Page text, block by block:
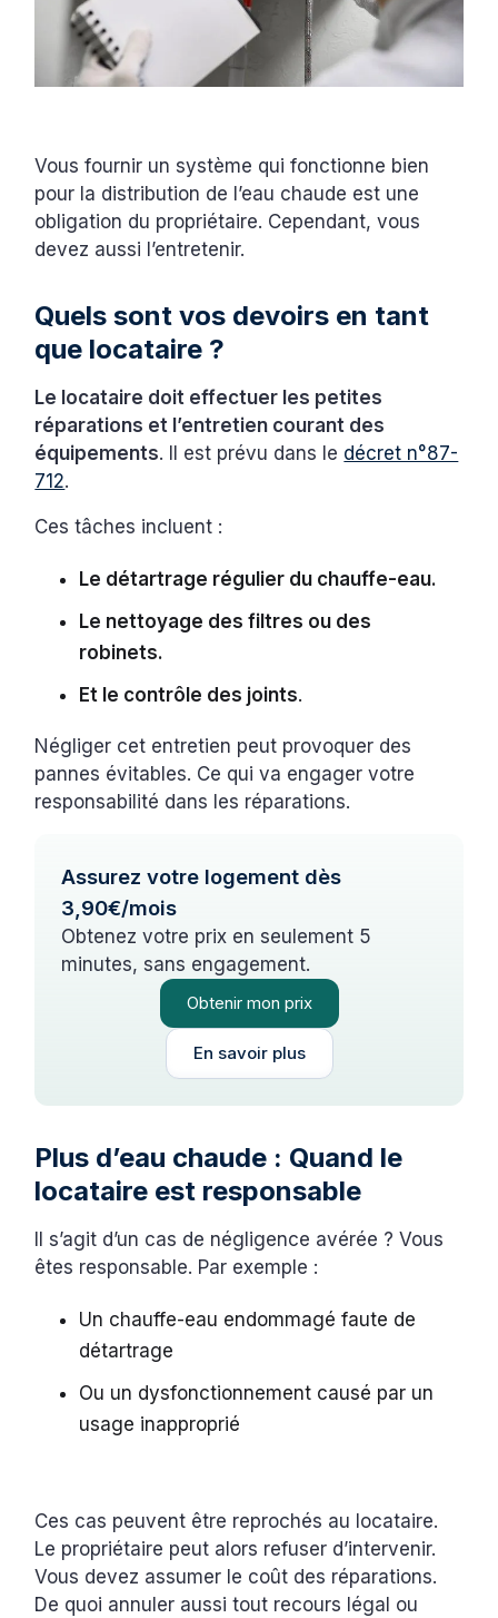
Vous fournir un système qui fonctionne bien
pour la distribution de l’eau chaude est une
obligation du propriétaire. Cependant, vous
devez aussi l’entretenir.
Quels sont vos devoirs en tant
que locataire ?
Le locataire doit effectuer les petites
réparations et l’entretien courant des
équipements. Il est prévu dans le décret n°87-
712.
Ces tâches incluent :
Le détartrage régulier du chauffe-eau.
Le nettoyage des filtres ou des
robinets.
Et le contrôle des joints.
Négliger cet entretien peut provoquer des
pannes évitables. Ce qui va engager votre
responsabilité dans les réparations.
Assurez votre logement dès
3,90€/mois
Obtenez votre prix en seulement 5
minutes, sans engagement.
Obtenir mon prix
En savoir plus
Plus d’eau chaude : Quand le
locataire est responsable
Il s’agit d’un cas de négligence avérée ? Vous
êtes responsable. Par exemple :
Un chauffe-eau endommagé faute de
détartrage
Ou un dysfonctionnement causé par un
usage inapproprié
Ces cas peuvent être reprochés au locataire.
Le propriétaire peut alors refuser d’intervenir.
Vous devez assumer le coût des réparations.
De quoi annuler aussi tout recours légal ou